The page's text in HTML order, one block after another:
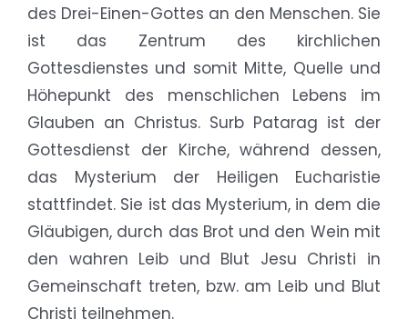
des Drei-Einen-Gottes an den Menschen. Sie
ist das Zentrum des kirchlichen
Gottesdienstes und somit Mitte, Quelle und
Höhepunkt des menschlichen Lebens im
Glauben an Christus. Surb Patarag ist der
Gottesdienst der Kirche, während dessen,
das Mysterium der Heiligen Eucharistie
stattfindet. Sie ist das Mysterium, in dem die
Gläubigen, durch das Brot und den Wein mit
den wahren Leib und Blut Jesu Christi in
Gemeinschaft treten, bzw. am Leib und Blut
Christi teilnehmen.